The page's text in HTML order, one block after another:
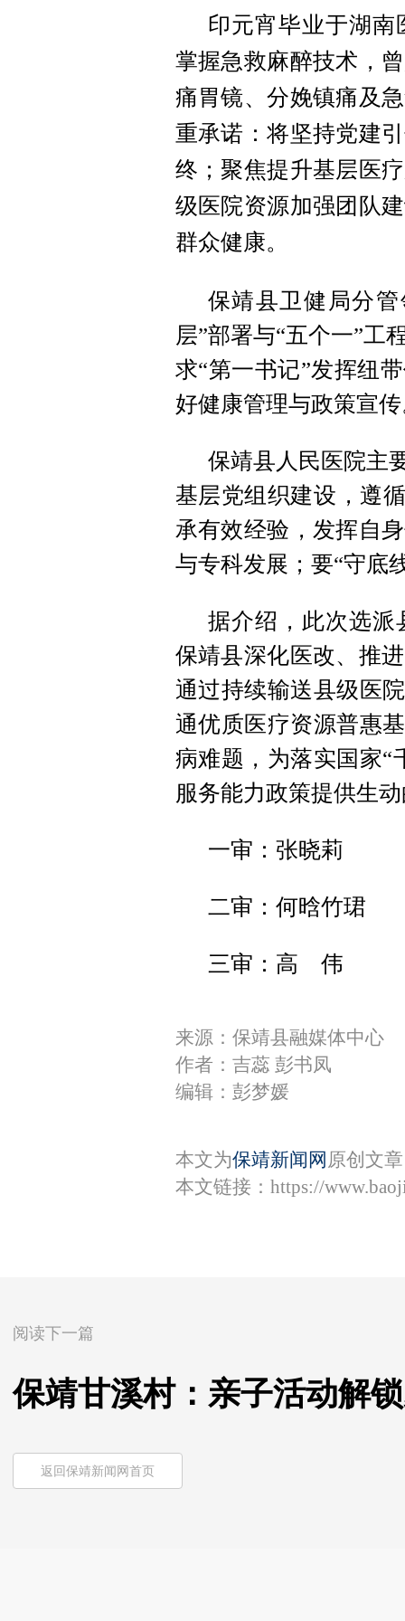
印元宵毕业于湖南
掌握急救麻醉技术，
痛胃镜、分娩镇痛及
重承诺：将坚持党建
终；聚焦提升基层医
级医院资源加强团队
群众健康。
保靖县卫健局分
层”部署与“五个一”工
求“第一书记”发挥纽
好健康管理与政策宣
保靖县人民医院主
基层党组织建设，遵
承有效经验，发挥自
与专科发展；要“守底
据介绍，此次选派
保靖县深化医改、推
通过持续输送县级医
通优质医疗资源普惠
病难题，为落实国家“
服务能力政策提供生
一审：张晓莉
二审：何晗竹珺
三审：高 伟
来源：保靖县融媒体中心
作者：吉蕊 彭书凤
编辑：彭梦媛
本文为保靖新闻网 原创文
本文链接： https://
阅读下一篇
保靖甘溪村：亲子活动解
返回保靖新闻网首页